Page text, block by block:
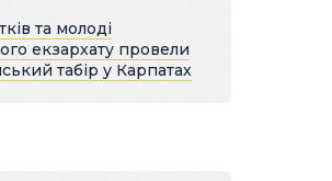
та молоді
екзархату провели
табір у Карпатах